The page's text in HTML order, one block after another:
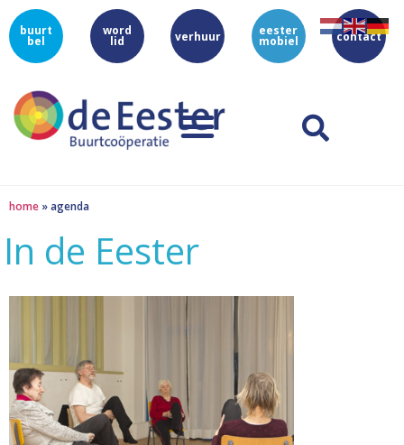
buurt
bel
word
lid verhuur eester
mobiel contact
home »agenda
In de Eester